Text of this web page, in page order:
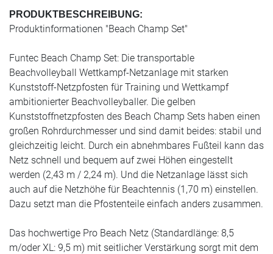
PRODUKTBESCHREIBUNG:
Produktinformationen "Beach Champ Set"
Funtec Beach Champ Set: Die transportable
Beachvolleyball Wettkampf-Netzanlage mit starken
Kunststoff-Netzpfosten für Training und Wettkampf
ambitionierter Beachvolleyballer. Die gelben
Kunststoffnetzpfosten des Beach Champ Sets haben einen
großen Rohrdurchmesser und sind damit beides: stabil und
gleichzeitig leicht. Durch ein abnehmbares Fußteil kann das
Netz schnell und bequem auf zwei Höhen eingestellt
werden (2,43 m / 2,24 m). Und die Netzanlage lässt sich
auch auf die Netzhöhe für Beachtennis (1,70 m) einstellen.
Dazu setzt man die Pfostenteile einfach anders zusammen.
Das hochwertige Pro Beach Netz (Standardlänge: 8,5
m/oder XL: 9,5 m) mit seitlicher Verstärkung sorgt mit dem